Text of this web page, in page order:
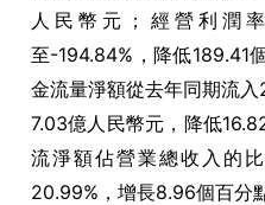
人民幣元；經營利潤
至-194.84%，降低189.41
金流量淨額從去年同期流
7.03億人民幣元，降低
流淨額佔營業總收入的
20.99%，增長8.96個百分點